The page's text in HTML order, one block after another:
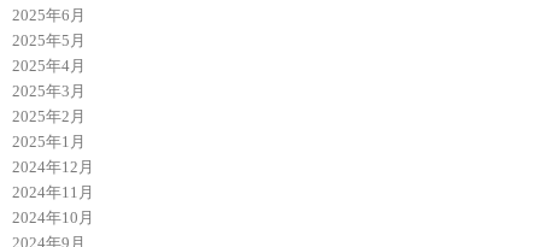
2025年6月
2025年5月
2025年4月
2025年3月
2025年2月
2025年1月
2024年12月
2024年11月
2024年10月
2024年9月